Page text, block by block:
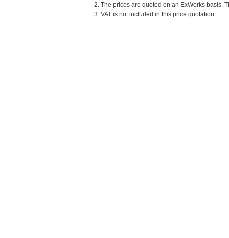
2. The prices are quoted on an ExWorks basis.
3. VAT is not included in this price quotation.